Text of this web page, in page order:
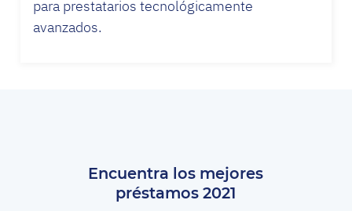
para prestatarios tecnológicamente
avanzados.
Encuentra los mejores
préstamos 2021